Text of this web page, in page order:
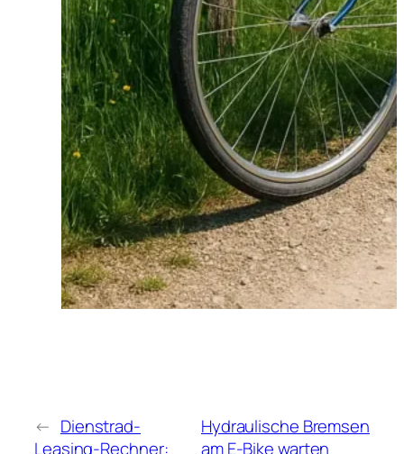
← Dienstrad-
Leasing-Rechner:
Hydraulische Bremsen
am E-Bike warten